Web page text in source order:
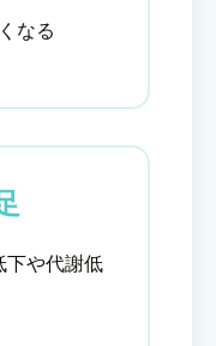
なる
下や代謝低